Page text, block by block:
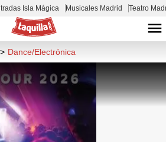
Isla Mágica Musicales Madrid Teatro
> Dance/Electrónica